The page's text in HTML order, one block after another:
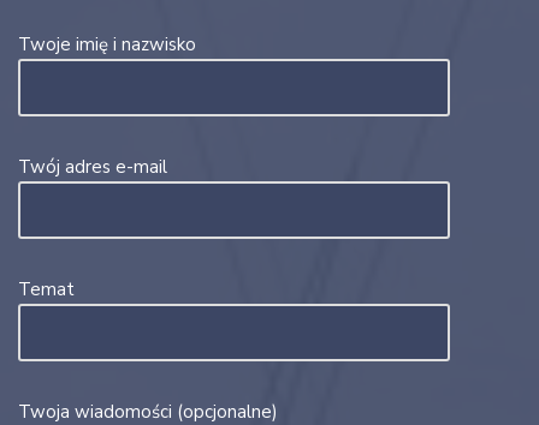
Twoje imię i nazwisko
Twój adres e-mail
Temat
Twoja wiadomości (opcjonalne)